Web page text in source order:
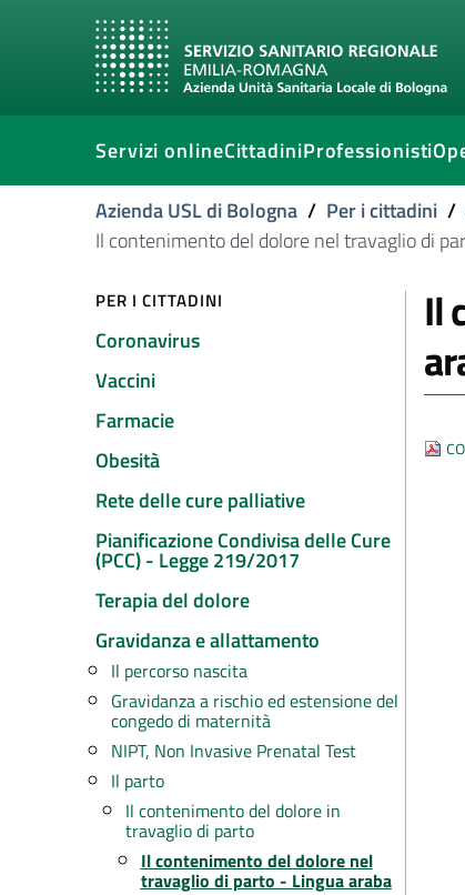
Servizi onlineCittadiniProfessionisti
Azienda USL di Bologna / Per i cittadini /
Il contenimento del dolore nel travaglio di
PER I CITTADINI
Coronavirus
Vaccini
Farmacie
Obesità
Rete delle cure palliative
Pianificazione Condivisa delle Cure
(PCC) - Legge 219/2017
Terapia del dolore
Gravidanza e allattamento
Il percorso nascita
Gravidanza a rischio ed estensione del
congedo di maternità
NIPT, Non Invasive Prenatal Test
Il parto
Il contenimento del dolore in
travaglio di parto
Il contenimento del dolore nel
travaglio di parto - Lingua araba
Il